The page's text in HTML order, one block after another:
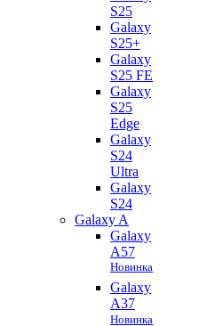
S25
Galaxy
S25+
Galaxy
S25 FE
Galaxy
S25
Edge
Galaxy
S24
Ultra
Galaxy
S24
Galaxy A
Galaxy
A57
Новинка
Galaxy
A37
Новинка